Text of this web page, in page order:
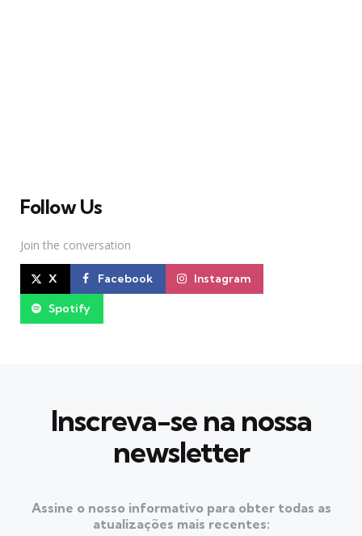
Follow Us
Join the conversation
X Facebook Instagram
Spotify
Inscreva-se na nossa
newsletter
Assine o nosso informativo para obter todas as
atualizações mais recentes: